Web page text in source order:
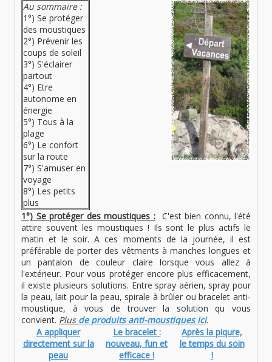
Au sommaire :
1°) Se protéger
des moustiques
2°) Prévenir les
coups de soleil
3°) S'éclairer
partout
4°) Etre
autonome en
énergie
5°) Tous à la
plage
6°) Le confort
sur la route
7°) S'amuser en
voyage
8°) Les petits
plus
1°) Se protéger des moustiques :
C'est bien connu, l'été
attire souvent les moustiques ! Ils sont le plus actifs le
matin et le soir. A ces moments de la journée, il est
préférable de porter des vêtments à manches longues et
un pantalon de couleur claire lorsque vous allez à
l'extérieur. Pour vous protéger encore plus efficacement,
il existe plusieurs solutions. Entre spray aérien, spray pour
la peau, lait pour la peau, spirale à brûler ou bracelet anti-
moustique, à vous de trouver la solution qu vous
convient. Plus de produits anti-moustiques ici.
A appliquer
directement sur la
peau
Le bracelet :
nouveau, fun et
efficace !
Après la piqure,
le temps du soin
!